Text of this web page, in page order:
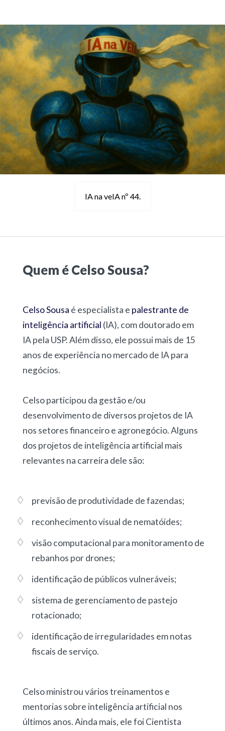
IA na veIA nº 44.
Quem é Celso Sousa?
Celso Sousa é especialista e palestrante de
inteligência artificial (IA), com doutorado em
IA pela USP. Além disso, ele possui mais de 15
anos de experiência no mercado de IA para
negócios.
Celso participou da gestão e/ou
desenvolvimento de diversos projetos de IA
nos setores financeiro e agronegócio. Alguns
dos projetos de inteligência artificial mais
relevantes na carreira dele são:
previsão de produtividade de fazendas;
reconhecimento visual de nematóides;
visão computacional para monitoramento de
rebanhos por drones;
identificação de públicos vulneráveis;
sistema de gerenciamento de pastejo
rotacionado;
identificação de irregularidades em notas
fiscais de serviço.
Celso ministrou vários treinamentos e
mentorias sobre inteligência artificial nos
últimos anos. Ainda mais, ele foi Cientista